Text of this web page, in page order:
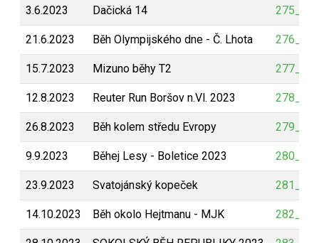
3.6.2023 Dačická 14
21.6.2023 Běh Olympijského dne - Č. Lhota
15.7.2023 Mizuno běhy T2
12.8.2023 Reuter Run Boršov n.Vl. 2023
26.8.2023 Běh kolem středu Evropy
9.9.2023 Běhej Lesy - Boletice 2023
23.9.2023 Svatojánský kopeček
14.10.2023 Běh okolo Hejtmanu - MJK